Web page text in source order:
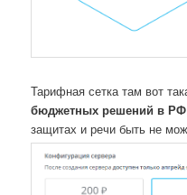
Тарифная сетка там вот
бюджетных решений в РФ
защитах и речи быть не